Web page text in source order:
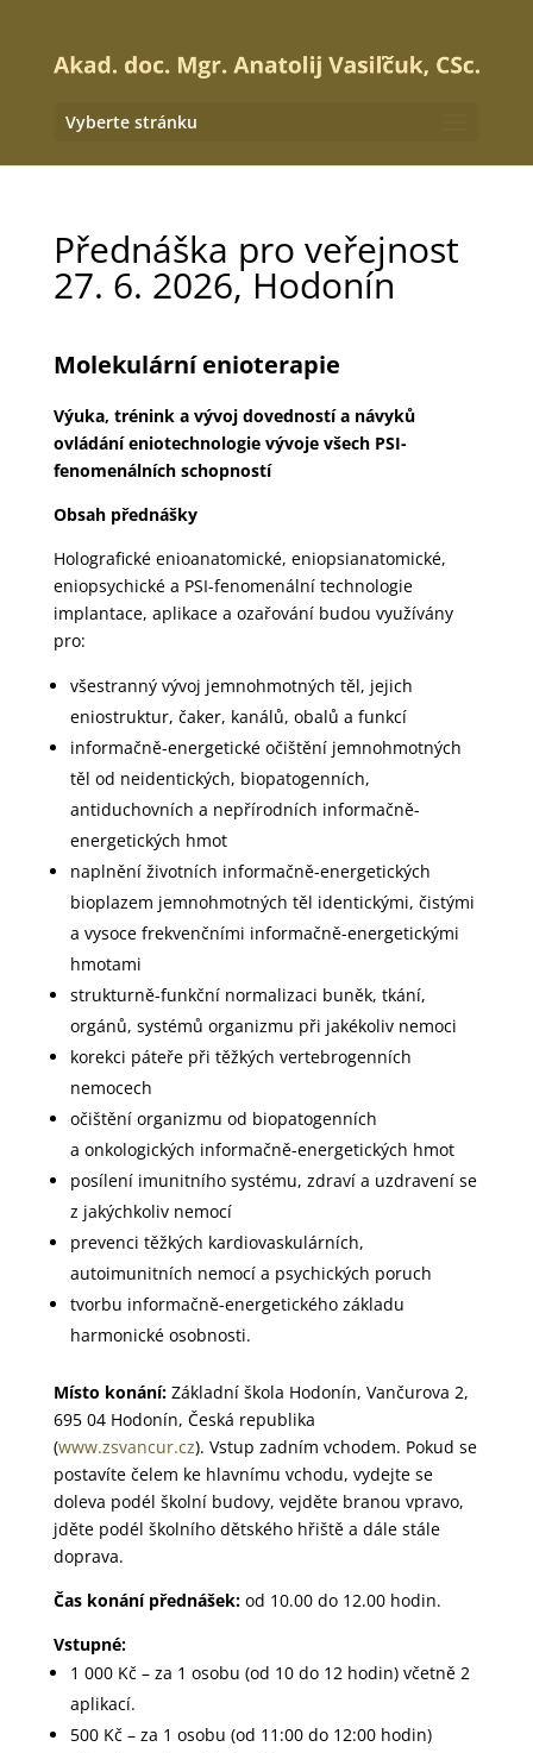
Vyberte stránku
Přednáška pro veřejnost
27. 6. 2026, Hodonín
Molekulární enioterapie
Výuka, trénink a vývoj dovedností a návyků
ovládání eniotechnologie vývoje všech PSI-
fenomenálních schopností
Obsah přednášky
Holografické enioanatomické, eniopsianatomické,
eniopsychické a PSI-fenomenální technologie
implantace, aplikace a ozařování budou využívány
pro:
všestranný vývoj jemnohmotných těl, jejich
eniostruktur, čaker, kanálů, obalů a funkcí
informačně-energetické očištění jemnohmotných
těl od neidentických, biopatogenních,
antiduchovních a nepřírodních informačně-
energetických hmot
naplnění životních informačně-energetických
bioplazem jemnohmotných těl identickými, čistými
a vysoce frekvenčními informačně-energetickými
hmotami
strukturně-funkční normalizaci buněk, tkání,
orgánů, systémů organizmu při jakékoliv nemoci
korekci páteře při těžkých vertebrogenních
nemocech
očištění organizmu od biopatogenních
a onkologických informačně-energetických hmot
posílení imunitního systému, zdraví a uzdravení se
z jakýchkoliv nemocí
prevenci těžkých kardiovaskulárních,
autoimunitních nemocí a psychických poruch
tvorbu informačně-energetického základu
harmonické osobnosti.
Místo konání:Základní škola Hodonín, Vančurova 2,
695 04 Hodonín, Česká republika
(www.zsvancur.cz). Vstup zadním vchodem. Pokud se
postavíte čelem ke hlavnímu vchodu, vydejte se
doleva podél školní budovy, vejděte branou vpravo,
jděte podél školního dětského hřiště a dále stále
doprava.
Čas konání přednášek:od 10.00 do 12.00 hodin.
Vstupné:
1 000 Kč – za 1 osobu (od 10 do 12 hodin) včetně 2
aplikací.
500 Kč – za 1 osobu (od 11:00 do 12:00 hodin)